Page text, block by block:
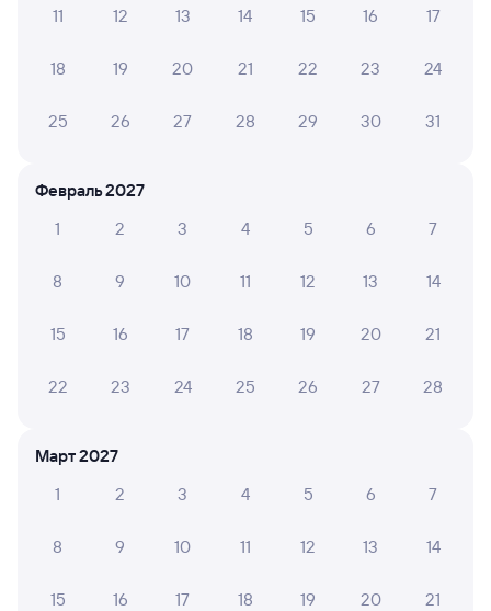
Другие авиарейсы из Омска
Вокзал Омск
11 12 13 14 15 16 17
18 19 20 21 22 23 24
25 26 27 28 29 30 31
Февраль 2027
1
2 3 4 5 6 7
8 9 10 11 12 13 14
15 16 17 18 19 20 21
22 23 24 25 26 27 28
Март 2027
1
2 3 4 5 6 7
8 9 10 11 12 13 14
15 16 17 18 19 20 21